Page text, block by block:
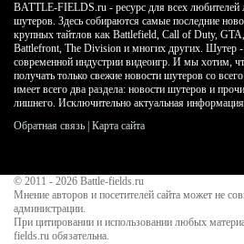
BATTLE-FIELDS.ru - ресурс для всех любителей
шутеров. Здесь собираются самые последние
крупных тайтлов как Battlefield, Call of Duty,
Battlefront, The Division и многих других. Шутер
современной индустрии видеоигр. И мы хотим,
получать только свежие новости шутеров со
имеет всего два раздела: новости шутеров и
лишнего. Исключительно актуальная
Обратная связь Карта сайта
© 2011 - 2026 Battle-fields.ru
Мнение авторов и посетителей сайта может не
администрации.
При цитировании и использовании любых
fields.ru обязательна.